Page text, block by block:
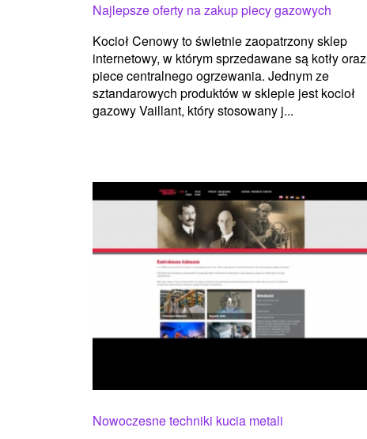
Najlepsze oferty na zakup piecy gazowych
Kocioł Cenowy to świetnie zaopatrzony sklep
internetowy, w którym sprzedawane są kotły oraz
piece centralnego ogrzewania. Jednym ze
sztandarowych produktów w sklepie jest kocioł
gazowy Vaillant, który stosowany j...
Nowoczesne techniki kucia metali